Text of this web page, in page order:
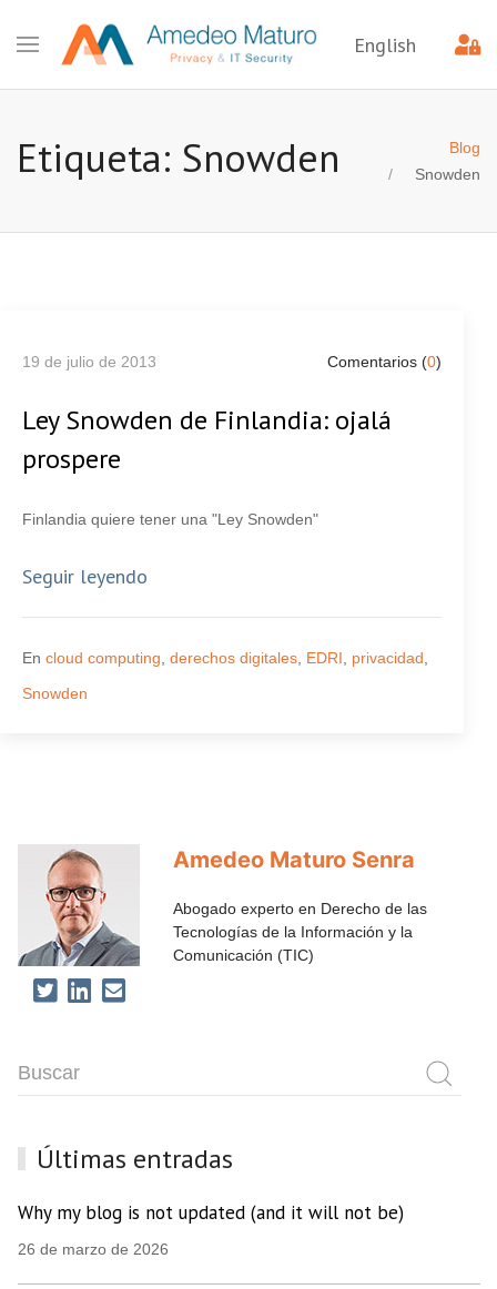
English
Etiqueta: Snowden
Blog
Snowden
19 de julio de 2013 Comentarios (0)
Ley Snowden de Finlandia: ojalá
prospere
Finlandia quiere tener una "Ley Snowden"
Seguir leyendo
En cloud computing derechos digitales EDRI privacidad
Snowden
Amedeo Maturo Senra
Abogado experto en Derecho de las
Tecnologías de la Información y la
Comunicación (TIC)
Últimas entradas
Why my blog is not updated (and it will not be)
26 de marzo de 2026